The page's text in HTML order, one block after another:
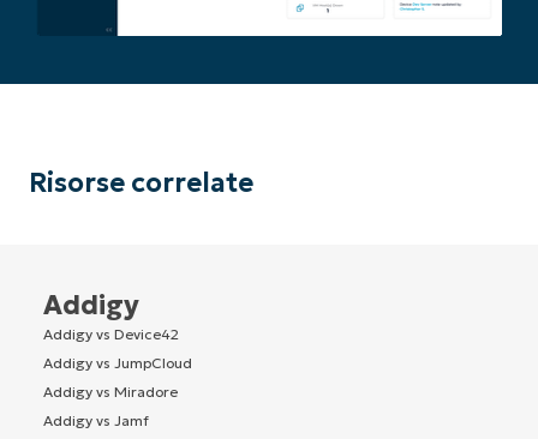
Risorse correlate
Addigy
Addigy vs Device42
Addigy vs JumpCloud
Addigy vs Miradore
Addigy vs Jamf